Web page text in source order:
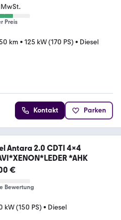
MwSt.
Preis
km • 125 kW (170 PS) • Diesel
Kontakt Parken
Antara 2.0 CDTI 4x4
*AHK
€
Bewertung
kW (150 PS) • Diesel